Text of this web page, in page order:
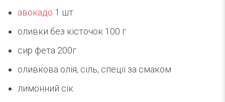
авокадо 1 шт
оливки без кісточок 100 г
сир фета 200г
оливкова олія, сіль, спеції за смаком
лимонний сік